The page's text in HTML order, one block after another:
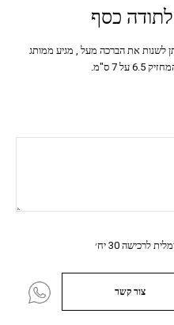
כסף
לרכישה 30 יח׳
צור קשר
לשנות את הברכה מעל , מגיע ממותג
7 ס"מ.